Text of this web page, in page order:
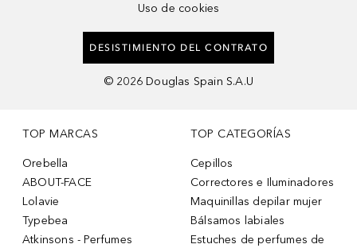
Uso de cookies
DESISTIMIENTO DEL CONTRATO
© 2026 Douglas Spain S.A.U
TOP MARCAS
Orebella
ABOUT-FACE
Lolavie
Typebea
Atkinsons - Perfumes
TOP CATEGORÍAS
Cepillos
Correctores e Iluminadores
Maquinillas depilar mujer
Bálsamos labiales
Estuches de perfumes de